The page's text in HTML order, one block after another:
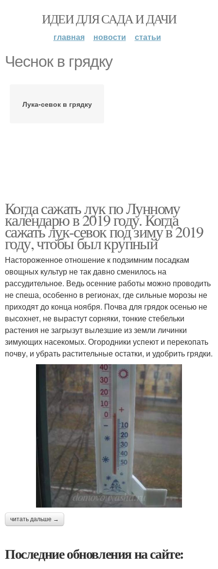
ИДЕИ ДЛЯ САДА И ДАЧИ
главная новости статьи
Чеснок в грядку
Лука-севок в грядку
Когда сажать лук по Лунному
календарю в 2019 году. Когда
сажать лук-севок под зиму в 2019
году, чтобы был крупный
Настороженное отношение к подзимним посадкам
овощных культур не так давно сменилось на
рассудительное. Ведь осенние работы можно проводить
не спеша, особенно в регионах, где сильные морозы не
приходят до конца ноября. Почва для грядок осенью не
высохнет, не вырастут сорняки, тонкие стебельки
растения не загрызут вылезшие из земли личинки
зимующих насекомых. Огородники успеют и перекопать
почву, и убрать растительные остатки, и удобрить грядки.
читать дальше →
Последние обновления на сайте: